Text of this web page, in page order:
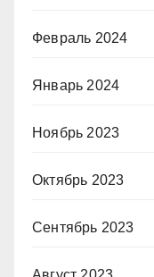
Февраль 2024
Январь 2024
Ноябрь 2023
Октябрь 2023
Сентябрь 2023